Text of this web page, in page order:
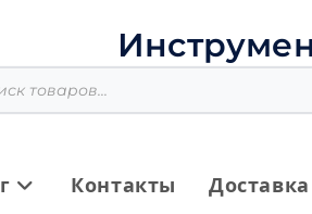
Контакты Доставка